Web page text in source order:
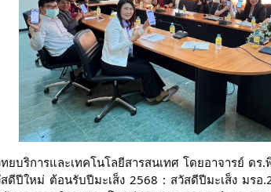
บริการและเทคโนโลยีสารสนเทศ โดยอาจารย์ ด
สดีปีใหม่ ต้อนรับปีมะเส็ง 2568 : สวัสดีปีมะเส็ง